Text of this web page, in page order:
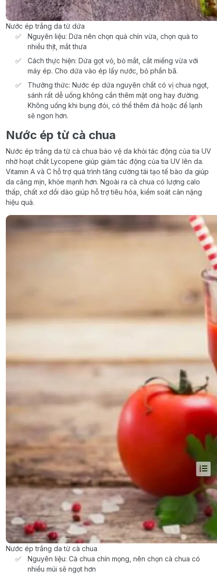
Nước ép trắng da từ dứa
Nguyên liệu: Dứa nên chọn quả chín vừa, chọn quả to
nhiều thịt, mắt thưa
Cách thực hiện: Dứa gọt vỏ, bỏ mắt, cắt miếng vừa với
máy ép. Cho dứa vào ép lấy nước, bỏ phần bã.
Thưởng thức: Nước ép dứa nguyên chất có vị chua ngọt,
sánh rất dễ uống không cần thêm mật ong hay đường.
Không uống khi bụng đói, có thể thêm đá hoặc để lạnh
sẽ ngon hơn.
Nước ép từ cà chua
Nước ép trắng da từ cà chua bảo vệ da khỏi tác động của tia UV
nhờ hoạt chất Lycopene giúp giảm tác động của tia UV lên da.
Vitamin A và C hỗ trợ quá trình tăng cường tái tạo tế bào da giúp
da căng mịn, khỏe mạnh hơn. Ngoài ra cà chua có lượng calo
thấp, chất xơ dồi dào giúp hỗ trợ tiêu hóa, kiểm soát cân nặng
hiệu quả.
Nước ép trắng da từ cà chua
Nguyên liệu: Cà chua chín mọng, nên chọn cà chua có
nhiều múi sẽ ngọt hơn